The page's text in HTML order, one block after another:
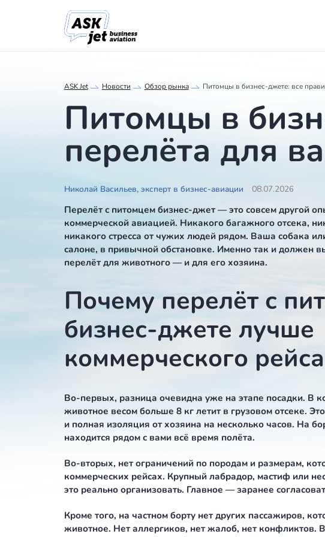
Питомцы в
перелёта
Николай Васильев, эксперт в бизнес-авиации
Перелёт с питомцем бизнес-джет — это
коммерческой авиацией. Никакого багажного
никакого стресса от чужих людей рядом.
салоне, в привычной обстановке. Именно
перелёт для животного — и для его хозяина.
Почему перелёт
бизнес-джете
коммерческого
Во-первых, разница очевидна уже на этапе
животное весом больше 8 кг летит в грузовом
и полная изоляция от хозяина на несколько
находится рядом с вами всё время полёта.